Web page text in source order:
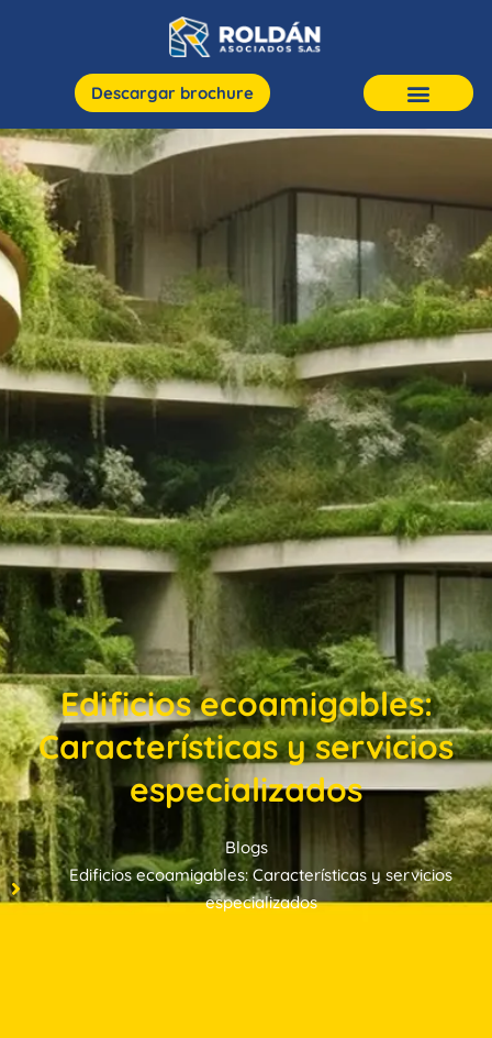
Descargar brochure
Edificios ecoamigables:
Características y servicios
especializados
Blogs
Edificios ecoamigables: Características y servicios
especializados